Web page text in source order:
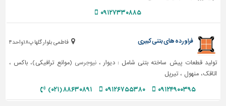
۰۹۱۲۷۳۳۰۸۸۵
فاطمی بلوار گلها پ۱۸واحد۴ فراورده های بتنی کبیری
تولید قطعات پیش ساخته بتنی شامل : دیوار ،نیوجرسی (موانع ترافیکی)، باکس ،
اتاقک، منهول ، تیرپل
۰۹۱۲۴۹۰۰۳۹۵ ۰۹۱۲۶۷۵۵۳۸۰ ۸۸۶۳۰۸۹۱ (۰۲۱)